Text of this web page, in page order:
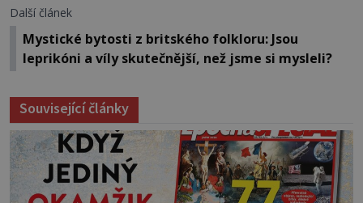
Další článek
Mystické bytosti z britského folkloru: Jsou
leprikóni a víly skutečnější, než jsme si mysleli?
Související články